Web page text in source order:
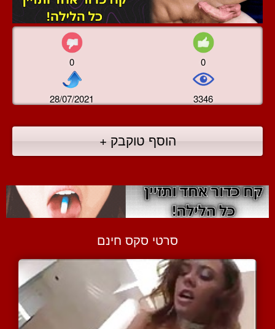
0 0
28/07/2021 3346
הוסף טוקבק +
סרטי סקס חינם